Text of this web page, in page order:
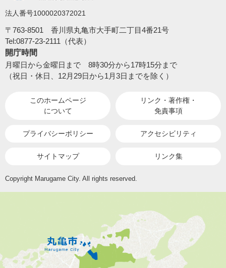
法人番号1000020372021
〒763-8501 香川県丸亀市大手町二丁目4番21号
Tel:0877-23-2111（代表）
開庁時間
月曜日から金曜日まで 8時30分から17時15分まで
（祝日・休日、12月29日から1月3日までを除く）
このホームページ
について
リンク・著作権・
免責事項
プライバシーポリシー アクセシビリティ
サイトマップ リンク集
Copyright Marugame City. All rights reserved.